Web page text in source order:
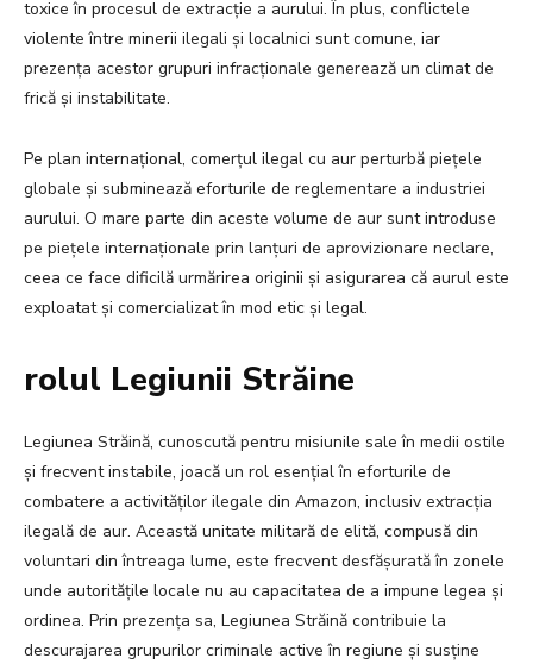
toxice în procesul de extracție a aurului. În plus, conflictele
violente între minerii ilegali și localnici sunt comune, iar
prezența acestor grupuri infracționale generează un climat de
frică și instabilitate.
Pe plan internațional, comerțul ilegal cu aur perturbă piețele
globale și subminează eforturile de reglementare a industriei
aurului. O mare parte din aceste volume de aur sunt introduse
pe piețele internaționale prin lanțuri de aprovizionare neclare,
ceea ce face dificilă urmărirea originii și asigurarea că aurul este
exploatat și comercializat în mod etic și legal.
rolul Legiunii Străine
Legiunea Străină, cunoscută pentru misiunile sale în medii ostile
și frecvent instabile, joacă un rol esențial în eforturile de
combatere a activităților ilegale din Amazon, inclusiv extracția
ilegală de aur. Această unitate militară de elită, compusă din
voluntari din întreaga lume, este frecvent desfășurată în zonele
unde autoritățile locale nu au capacitatea de a impune legea și
ordinea. Prin prezența sa, Legiunea Străină contribuie la
descurajarea grupurilor criminale active în regiune și susține